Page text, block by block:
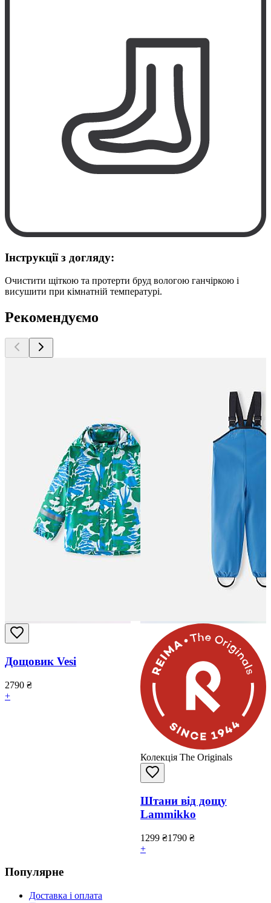
Інструкції з догляду:
Очистити щіткою та протерти бруд вологою ганчіркою і
висушити при кімнатній температурі.
Рекомендуємо
Дощовик Vesi
2790 ₴
+
Колекція The Originals
Штани від дощу
Lammikko
1299 ₴1790 ₴
+
Популярне
Доставка і оплата